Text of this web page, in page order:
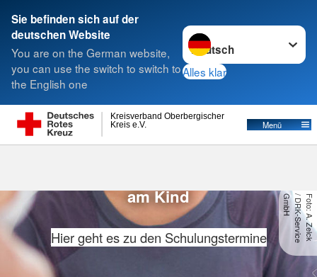
Sie befinden sich auf der
deutschen Website
You are on the German website,
you can use the switch to switch to
the English one
Sprache wechseln zu
Alles klar
Kreis e.V.
Kreisverband Oberbergischer
Menü
Suche
Informationen zum Kurs
F
o
t
o
:
A
.
Z
e
lc
k
/
D
R
K
-
S
e
r
v
ic
e
G
m
b
H
am Kind
Hier geht es zu den Schulungstermine